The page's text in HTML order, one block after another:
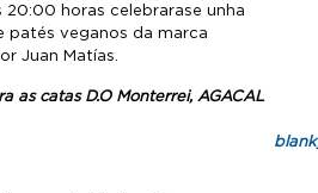
20:00 horas celebrarase unha
patés veganos da marca
Juan Matías.
as catas D.O Monterrei, AGACAL